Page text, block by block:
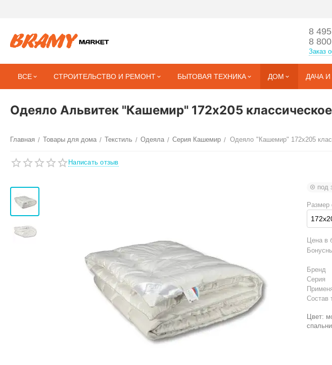
8 495
8 800
Заказ
ВСЕ СТРОИТЕЛЬСТВО И РЕМОНТ БЫТОВАЯ ТЕХНИКА ДОМ ДАЧА
Одеяло Альвитек "Кашемир" 172х205
Главная / Товары для дома / Текстиль / Одеяла / Серия Кашемир / Одеяло "Кашемир" 172х205
Написать отзыв
под
Размер
Цена в
Бренд
Серия
Состав
Цвет: